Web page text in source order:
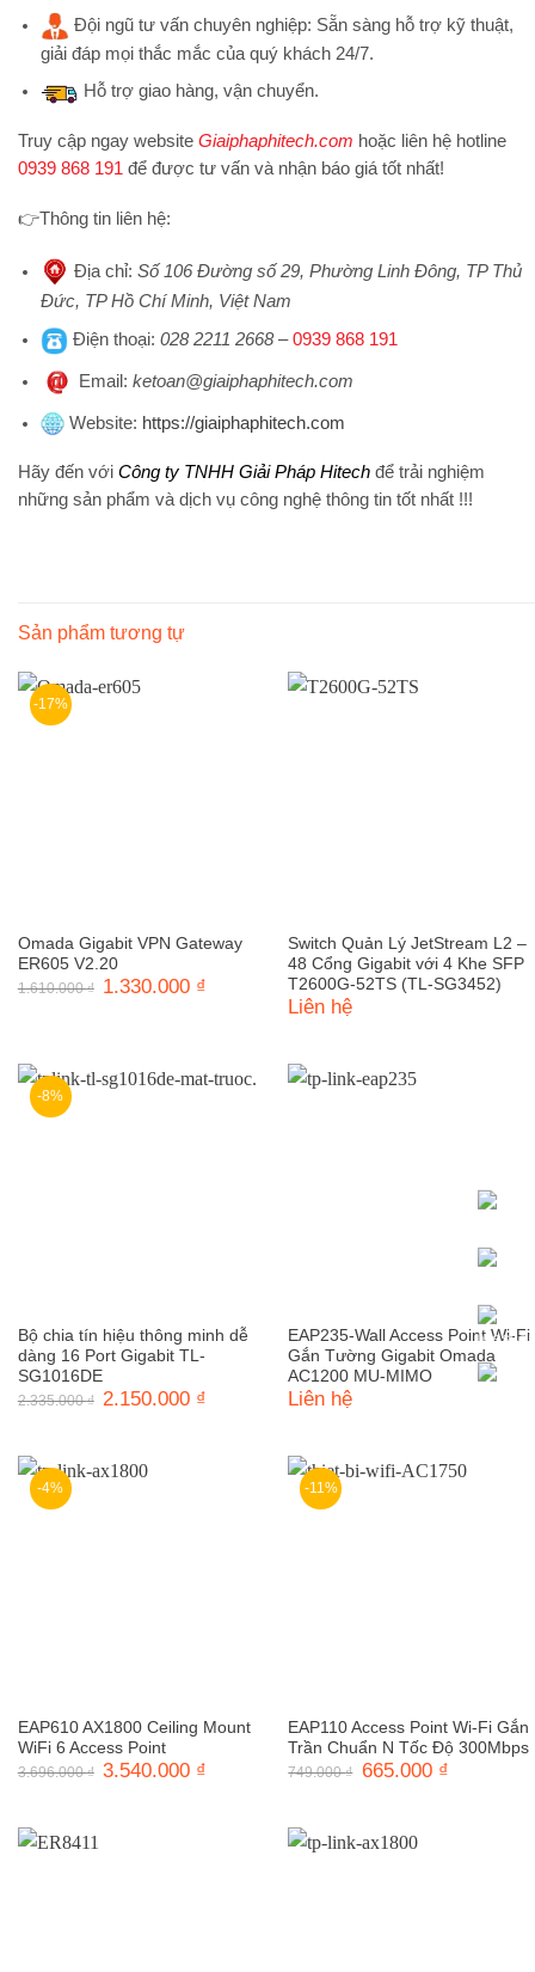
Đội ngũ tư vấn chuyên nghiệp: Sẵn sàng hỗ trợ kỹ thuật,
giải đáp mọi thắc mắc của quý khách 24/7.
Hỗ trợgiao hàng, vận chuyển.
Truy cập ngay website Giaiphaphitech.com hoặc liên hệ hotline
0939 868 191 để được tư vấn và nhận báo giá tốt nhất!
👉Thông tin liên hệ:
Địa chỉ: Số 106 Đường số 29, Phường Linh Đông, TP Thủ
Đức, TP Hồ Chí Minh, Việt Nam
Điện thoại: 028 2211 2668–0939 868 191
Email: ketoan@giaiphaphitech.com
Website: https://giaiphaphitech.com
Hãy đến với Công ty TNHH Giải Pháp Hitech để trải nghiệm
những sản phẩm và dịch vụ công nghệ thông tin tốt nhất !!!
Sản phẩm tương tự
-17%
Omada Gigabit VPN Gateway
ER605 V2.20
1.610.000₫ Giá
1.330.000 ₫
Switch Quản Lý JetStream L2 –
48 Cổng Gigabit với 4 Khe SFP
T2600G-52TS (TL-SG3452)
Liên hệ
-8%
Bộ chia tín hiệu thông minh dễ
dàng 16 Port Gigabit TL-
SG1016DE
2.335.000₫ Giá
2.150.000 ₫
2.150.000 ₫.
EAP235-Wall Access Point Wi-Fi
Gắn Tường Gigabit Omada
AC1200 MU-MIMO
Liên hệ
-4%
EAP610 AX1800 Ceiling Mount
WiFi 6 Access Point
3.696.000₫ Giá
3.540.000 ₫
3.540.000 ₫.
-11%
EAP110 Access Point Wi-Fi Gắn
Trần Chuẩn N Tốc Độ 300Mbps
749.000₫ Giá
665.000 ₫